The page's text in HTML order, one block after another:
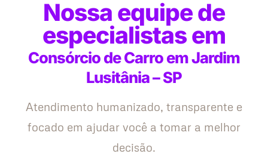
Nossa equipe de
especialistas em
Consórcio de Carro em Jardim
Lusitânia – SP
Atendimento humanizado, transparente e
focado em ajudar você a tomar a melhor
decisão.